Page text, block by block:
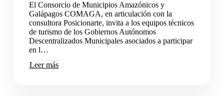
El Consorcio de Municipios Amazónicos y
Galápagos COMAGA, en articulación con la
consultora Posicionarte, invita a los equipos técnicos
de turismo de los Gobiernos Autónomos
Descentralizados Municipales asociados a participar
en l…
Leer más